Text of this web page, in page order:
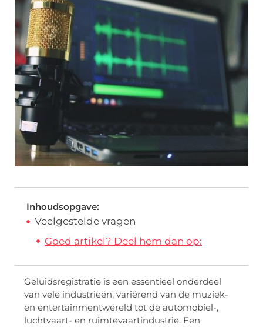
Inhoudsopgave:
Veelgestelde vragen
Goed artikel? Deel hem dan op:
Geluidsregistratie is een essentieel onderdeel
van vele industrieën, variërend van de muziek-
en entertainmentwereld tot de automobiel-,
luchtvaart- en ruimtevaartindustrie. Een